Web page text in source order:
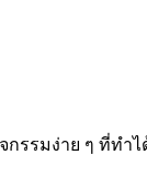
กรรมง่าย ๆ ที่ทำ